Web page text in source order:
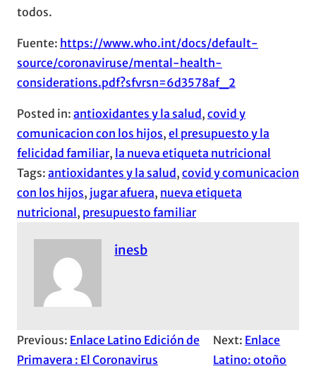
todos.
Fuente: https://www.who.int/docs/default-
source/coronaviruse/mental-health-
considerations.pdf?sfvrsn=6d3578af_2
Posted in: antioxidantes y la salud, covid y
comunicacion con los hijos, el presupuesto y la
felicidad familiar, la nueva etiqueta nutricional
Tags: antioxidantes y la salud, covid y comunicacion
con los hijos, jugar afuera, nueva etiqueta
nutricional, presupuesto familiar
inesb
Previous: Enlace Latino Edición de
Primavera : El Coronavirus
Next: Enlace
Latino: otoño